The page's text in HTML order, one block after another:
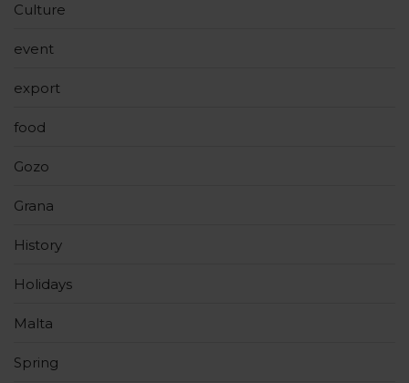
Culture
event
export
food
Gozo
Grana
History
Holidays
Malta
Spring